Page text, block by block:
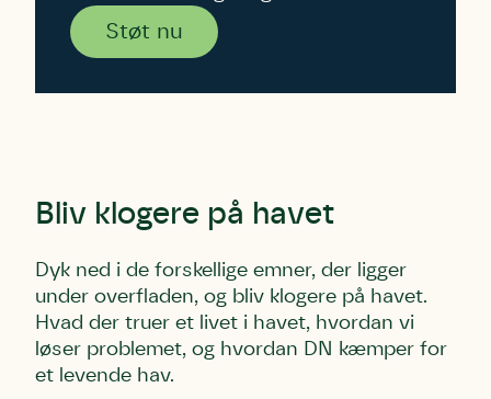
Støt nu
Bliv klogere på havet
Dyk ned i de forskellige emner, der ligger
under overfladen, og bliv klogere på havet.
Hvad der truer et livet i havet, hvordan vi
løser problemet, og hvordan DN kæmper for
et levende hav.